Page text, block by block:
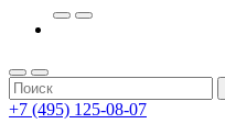
+7 (495) 125-08-07